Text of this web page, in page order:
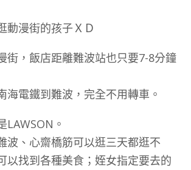
動漫街的孩子ＸＤ
街，飯店距離難波站也只要7-8分鐘
海電鐵到難波，完全不用轉車。
LAWSON。
波、心齋橋筋可以逛三天都逛不
以找到各種美食；姪女指定要去的